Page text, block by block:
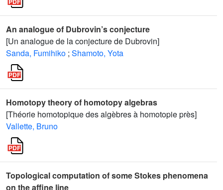
An analogue of Dubrovin’s conjecture
[Un analogue de la conjecture de Dubrovin]
Sanda, Fumihiko ; Shamoto, Yota
Homotopy theory of homotopy algebras
[Théorie homotopique des algèbres à homotopie près]
Vallette, Bruno
Topological computation of some Stokes phenomena
on the affine line